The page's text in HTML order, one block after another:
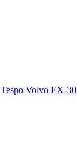
Tespo Volvo EX-